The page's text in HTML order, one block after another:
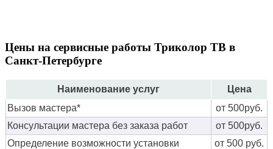
Цены на сервисные работы Триколор ТВ в
Санкт-Петербурге
Наименование услуг
Цена
Вызов мастера*
от 500руб.
Консультации мастера без заказа работ
от 500руб.
Определение возможности установки
от 500 руб.